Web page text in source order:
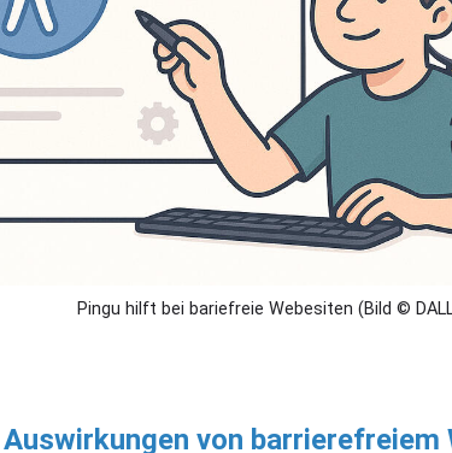
Pingu hilft bei bariefreie Webesiten (Bild ©
von barrierefreiem